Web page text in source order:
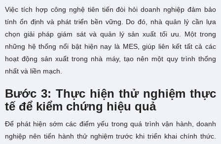
Việc tích hợp công nghệ tiên tiến đòi hỏi doanh nghiệp đảm bảo
tính ổn định và phát triển bền vững. Do đó, nhà quản lý cần lựa
chọn giải pháp giám sát và quản lý sản xuất tối ưu. Một trong
những hệ thống nổi bật hiện nay là MES, giúp liên kết tất cả các
hoạt động sản xuất trong nhà máy, tạo nên một quy trình thống
nhất và liền mạch.
Bước 3: Thực hiện thử nghiệm thực
tế để kiểm chứng hiệu quả
Để phát hiện sớm các điểm yếu trong quá trình vận hành, doanh
nghiệp nên tiến hành thử nghiệm trước khi triển khai chính thức.